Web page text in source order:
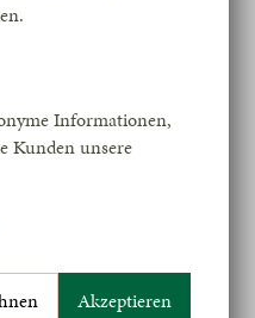
Informationen,
Kunden unsere
Akzeptieren